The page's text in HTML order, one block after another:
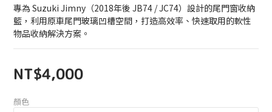
專為 Suzuki Jimny（2018年後 JB74 / JC74）設計的尾門窗收納
籃，利用原車尾門玻璃凹槽空間，打造高效率、快速取用的軟性
物品收納解決方案。
NT$4,000
顏色